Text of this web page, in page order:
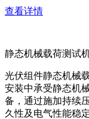
查看详情
静态机械载荷测试
光伏组件静态机械
安装中承受静态机
备，通过施加持续
久性及电气性能稳定